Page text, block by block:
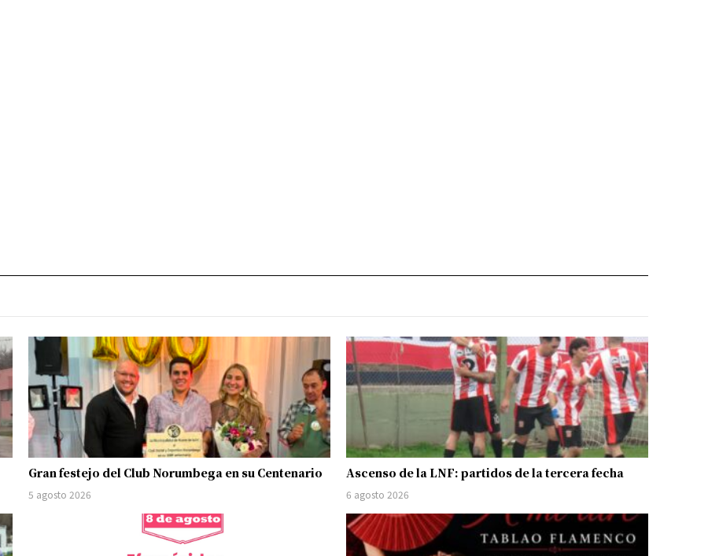
Gran festejo del Club Norumbega en su Centenario
5 agosto 2026
Ascenso de la LNF: partidos de la tercera fecha
6 agosto 2026